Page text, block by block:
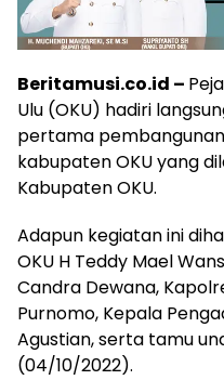
Beritamusi.co.id –
Ulu (OKU) hadiri
pertama
kabupaten OKU yang
Kabupaten OKU.
Adapun kegiatan ini
OKU H Teddy Mael
Candra Dewana,
Purnomo, Kepala
Agustian, serta tamu
(04/10/2022).